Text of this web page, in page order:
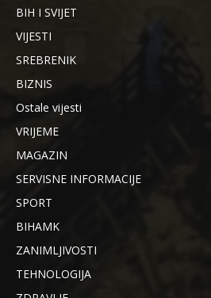
BIH I SVIJET
VIJESTI
SREBRENIK
BIZNIS
Ostale vijesti
VRIJEME
MAGAZIN
SERVISNE INFORMACIJE
SPORT
BIHAMK
ZANIMLJIVOSTI
TEHNOLOGIJA